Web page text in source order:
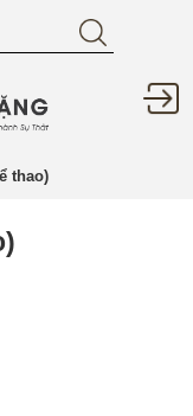
thao)